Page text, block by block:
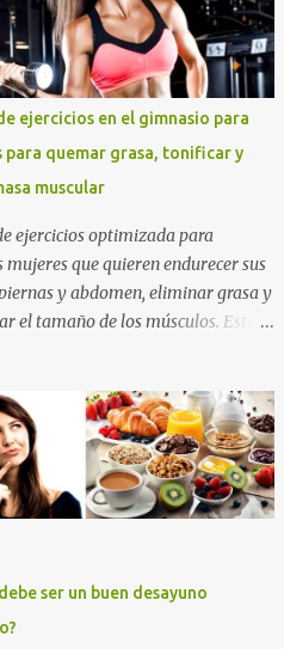
ejercicios en el gimnasio para
para quemar grasa, tonificar y
muscular
ejercicios optimizada para
mujeres que quieren endurecer sus
y abdomen, eliminar grasa y
el tamaño de los músculos. Esta
principiantes, con nivel intermedio
, para que puedas levantar y
la cola , tonificar las piernas,
y tener un abdomen plano. Si
grasa, tonificar tus
a tus nalgas y a tus piernas
entrena duro con los
que te muestro más abajo. Y si
ser un buen desayuno